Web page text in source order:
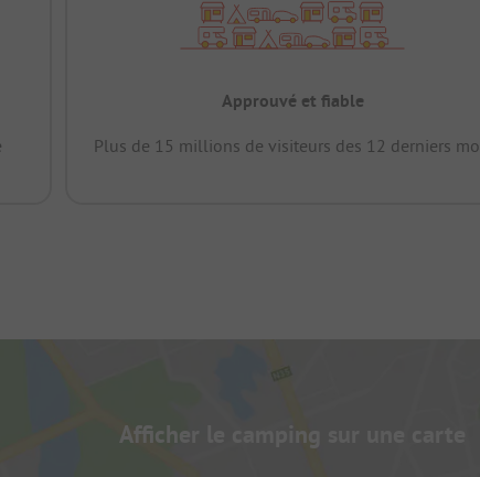
Approuvé et fiable
Plus de 15 millions de visiteurs des 12 derniers
Afficher le camping sur une carte